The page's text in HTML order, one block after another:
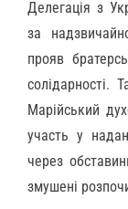
Делегація з
за
прояв
солідарності.
Марійський
участь у
через
змушені